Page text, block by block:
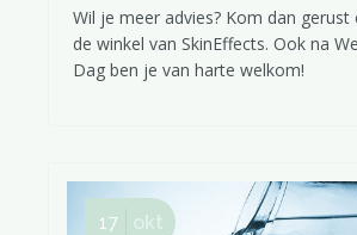
Wil je meer advies? Kom dan gerust
de winkel van SkinEffects. Ook na
Dag ben je van harte welkom!
17 okt